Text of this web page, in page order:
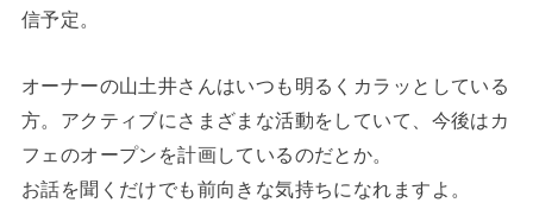
信予定。
オーナーの山土井さんはいつも明るくカラッとしている
方。アクティブにさまざまな活動をしていて、今後はカ
フェのオープンを計画しているのだとか。
お話を聞くだけでも前向きな気持ちになれますよ。